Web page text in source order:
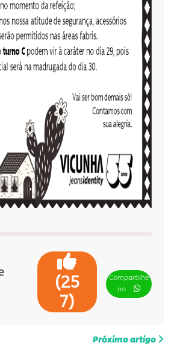
(25
7)
Compartilhe
no
Próximo artigo